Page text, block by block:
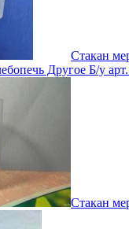
Стакан
Другое Б/у
Стакан